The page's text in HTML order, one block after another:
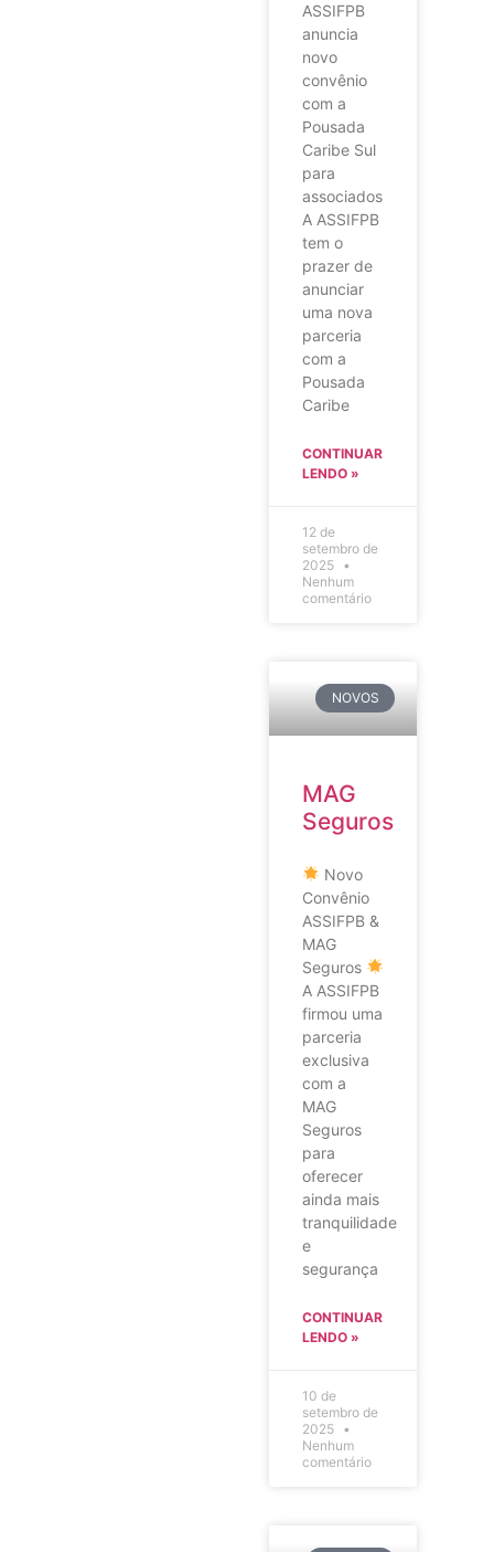
ASSIFPB
anuncia
novo
convênio
com a
Pousada
Caribe Sul
para
associados
A ASSIFPB
tem o
prazer de
anunciar
uma nova
parceria
com a
Pousada
Caribe
CONTINUAR
LENDO »
12 de
setembro de
2025
Nenhum
comentário
NOVOS
MAG
Seguros
Novo
Convênio
ASSIFPB &
MAG
Seguros
A ASSIFPB
firmou uma
parceria
exclusiva
com a
MAG
Seguros
para
oferecer
ainda mais
tranquilidade
e
segurança
CONTINUAR
LENDO »
10 de
setembro de
2025
Nenhum
comentário